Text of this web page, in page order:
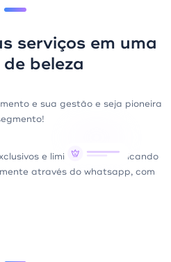
serviços em uma
beleza
e sua gestão e seja pioneira
e limitados, comunicando
através do whatsapp, com